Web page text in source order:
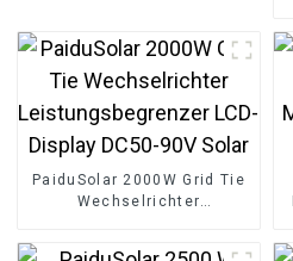
PaiduSolar 2000W Grid Tie
Wechselrichter